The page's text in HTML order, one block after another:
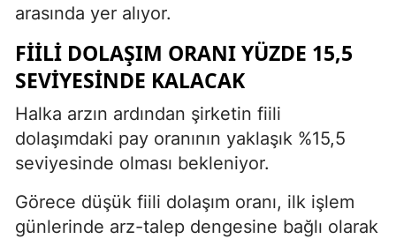
arasında yer alıyor.
FIILI DOLAŞIM ORANI YÜZDE 15,5
SEVIYESINDE KALACAK
Halka arzın ardından şirketin fiili
dolaşımdaki pay oranının yaklaşık %15,5
seviyesinde olması bekleniyor.
Görece düşük fiili dolaşım oranı, ilk işlem
günlerinde arz-talep dengesine bağlı olarak